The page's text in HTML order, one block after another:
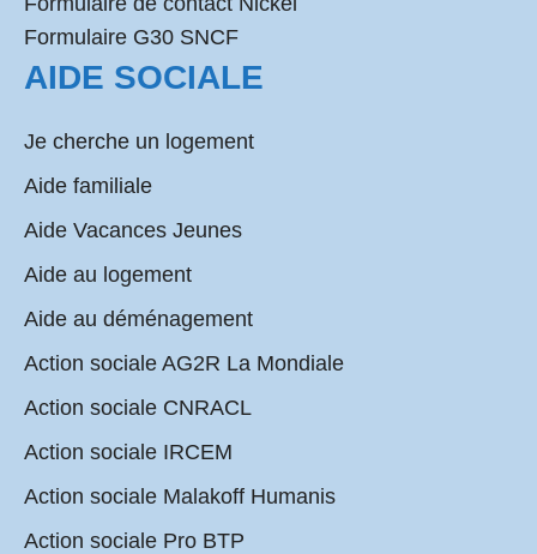
Formulaire G30 SNCF
AIDE SOCIALE
Je cherche un logement
Aide familiale
Aide Vacances Jeunes
Aide au logement
Aide au déménagement
Action sociale AG2R La Mondiale
Action sociale CNRACL
Action sociale IRCEM
Action sociale Malakoff Humanis
Action sociale Pro BTP